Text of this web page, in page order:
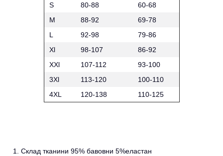
S
80-88
60-68
M
88-92
69-78
L
92-98
79-86
Xl
98-107
86-92
XXl
107-112
93-100
3Xl
113-120
100-110
4XL
120-138 110-125
Склад тканини 95% бавовни 5%еластан